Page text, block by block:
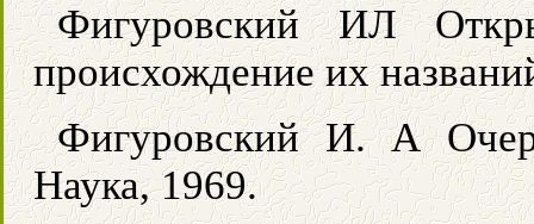
Фигуровский ИЛ
происхождение их
Фигуровский И. А
Наука, 1969.